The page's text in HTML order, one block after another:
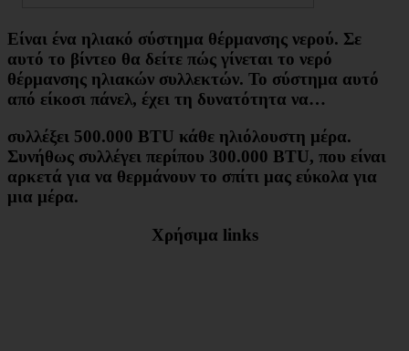
Είναι ένα ηλιακό σύστημα θέρμανσης νερού. Σε
αυτό το βίντεο θα δείτε πώς γίνεται το νερό
θέρμανσης ηλιακών συλλεκτών. Το σύστημα αυτό
από είκοσι πάνελ, έχει τη δυνατότητα να…
συλλέξει 500.000 BTU κάθε ηλιόλουστη μέρα.
Συνήθως συλλέγει περίπου 300.000 BTU, που είναι
αρκετά για να θερμάνουν το σπίτι μας εύκολα για
μια μέρα.
Χρήσιμα links